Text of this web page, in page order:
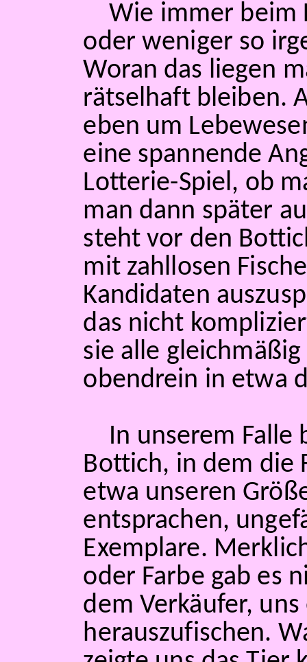
Wie immer beim
oder weniger so
Woran das liegen
rätselhaft bleiben.
eben um
eine spannende
Lotterie-Spiel, ob
man dann später
steht vor den
mit zahllosen
Kandidaten
das nicht
sie alle
obendrein in etwa
In unserem Falle
Bottich, in dem die
etwa unseren
entsprachen,
Exemplare.
oder Farbe gab es
dem Verkäufer, uns
herauszufischen.